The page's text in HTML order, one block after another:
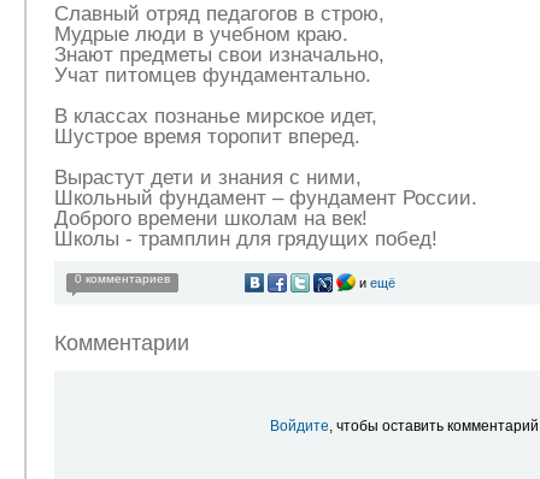
Славный отряд педагогов в строю,
Мудрые люди в учебном краю.
Знают предметы свои изначально,
Учат питомцев фундаментально.
В классах познанье мирское идет,
Шустрое время торопит вперед.
Вырастут дети и знания с ними,
Школьный фундамент – фундамент России.
Доброго времени школам на век!
Школы - трамплин для грядущих побед!
0 комментариев и ещё
Комментарии
Войдите, чтобы оставить комментарий